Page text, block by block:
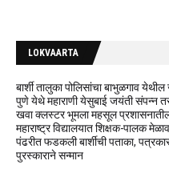
LOKVAARTA
बार्शी तालुका पोलिसांचा बाभुळगाव
पुणे येथे महाराणी येसुबाई जयंती संपन्न
खवा क्लस्टर भूमला महसूल प्रशासनातील
महाराष्ट्र विद्यालयात शिक्षक-पालक
पंढरीत फडकली बार्शीची पताका,
पुरस्काराने सन्मान